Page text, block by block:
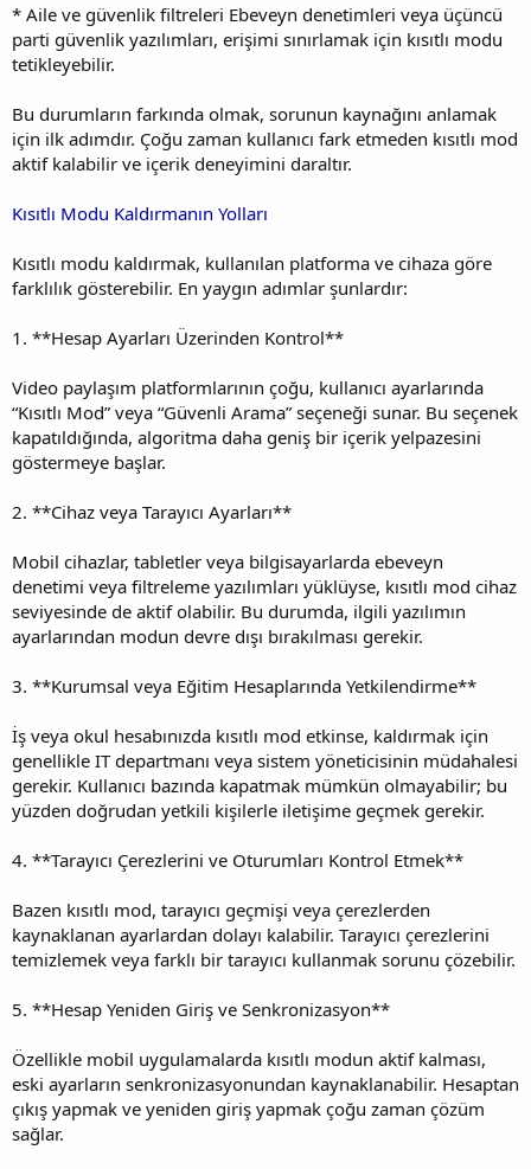
* Aile ve güvenlik filtreleri Ebeveyn denetimleri veya üçüncü
parti güvenlik yazılımları, erişimi sınırlamak için kısıtlı modu
tetikleyebilir.
Bu durumların farkında olmak, sorunun kaynağını anlamak
için ilk adımdır. Çoğu zaman kullanıcı fark etmeden kısıtlı mod
aktif kalabilir ve içerik deneyimini daraltır.
Kısıtlı Modu Kaldırmanın Yolları
Kısıtlı modu kaldırmak, kullanılan platforma ve cihaza göre
farklılık gösterebilir. En yaygın adımlar şunlardır:
1. **Hesap Ayarları Üzerinden Kontrol**
Video paylaşım platformlarının çoğu, kullanıcı ayarlarında
“Kısıtlı Mod” veya “Güvenli Arama” seçeneği sunar. Bu seçenek
kapatıldığında, algoritma daha geniş bir içerik yelpazesini
göstermeye başlar.
2. **Cihaz veya Tarayıcı Ayarları**
Mobil cihazlar, tabletler veya bilgisayarlarda ebeveyn
denetimi veya filtreleme yazılımları yüklüyse, kısıtlı mod cihaz
seviyesinde de aktif olabilir. Bu durumda, ilgili yazılımın
ayarlarından modun devre dışı bırakılması gerekir.
3. **Kurumsal veya Eğitim Hesaplarında Yetkilendirme**
İş veya okul hesabınızda kısıtlı mod etkinse, kaldırmak için
genellikle IT departmanı veya sistem yöneticisinin müdahalesi
gerekir. Kullanıcı bazında kapatmak mümkün olmayabilir; bu
yüzden doğrudan yetkili kişilerle iletişime geçmek gerekir.
4. **Tarayıcı Çerezlerini ve Oturumları Kontrol Etmek**
Bazen kısıtlı mod, tarayıcı geçmişi veya çerezlerden
kaynaklanan ayarlardan dolayı kalabilir. Tarayıcı çerezlerini
temizlemek veya farklı bir tarayıcı kullanmak sorunu çözebilir.
5. **Hesap Yeniden Giriş ve Senkronizasyon**
Özellikle mobil uygulamalarda kısıtlı modun aktif kalması,
eski ayarların senkronizasyonundan kaynaklanabilir. Hesaptan
çıkış yapmak ve yeniden giriş yapmak çoğu zaman çözüm
sağlar.